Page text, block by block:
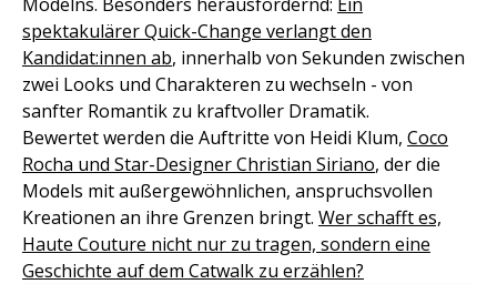
spektakulärer Quick-Change verlangt den
Kandidat:innen ab, innerhalb von Sekunden zwischen
zwei Looks und Charakteren zu wechseln - von
sanfter Romantik zu kraftvoller Dramatik.
Bewertet werden die Auftritte von Heidi Klum, Coco
Rocha und Star-Designer Christian Siriano, der die
Models mit außergewöhnlichen, anspruchsvollen
Kreationen an ihre Grenzen bringt. Wer schafft es,
Haute Couture nicht nur zu tragen, sondern eine
Geschichte auf dem Catwalk zu erzählen?